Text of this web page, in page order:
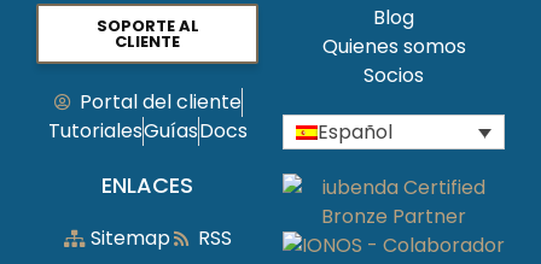
SOPORTE AL
CLIENTE
Portal del cliente
TutorialesGuíasDocs
ENLACES
Sitemap RSS
Blog
Quienes somos
Socios
Español